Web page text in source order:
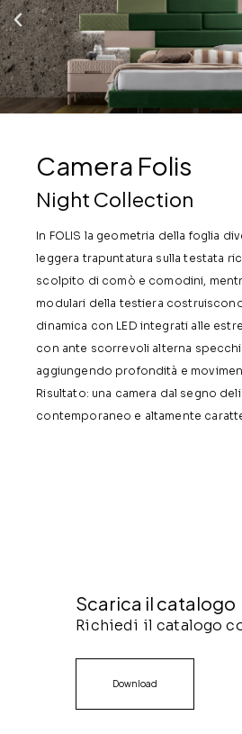
Camera Folis
Night Collection
In FOLIS la geometria della foglia
leggera trapuntatura sulla testata
scolpito di comò e comodini,
modulari della testiera
dinamica con LED integrati alle
con ante scorrevoli alterna
aggiungendo profondità e
Risultato: una camera dal segno
contemporaneo e altamente
Scarica il catalogo
Richiedi il catalogo
Download